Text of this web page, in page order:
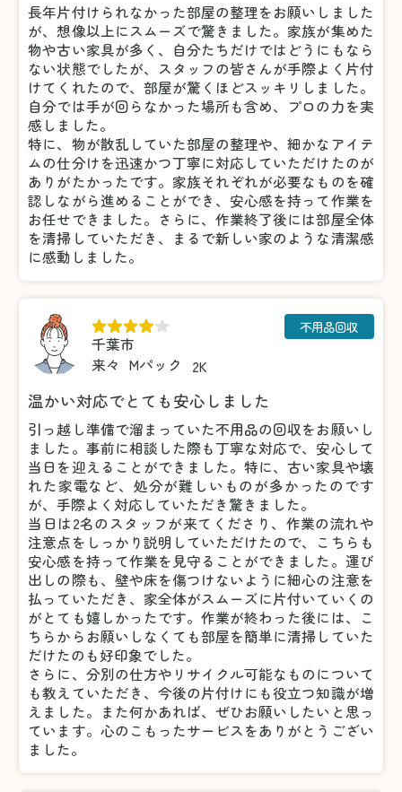
長年片付けられなかった部屋の整理をお願いしました
が、想像以上にスムーズで驚きました。家族が集めた
物や古い家具が多く、自分たちだけではどうにもなら
ない状態でしたが、スタッフの皆さんが手際よく片付
けてくれたので、部屋が驚くほどスッキリしました。
自分では手が回らなかった場所も含め、プロの力を実
感しました。
特に、物が散乱していた部屋の整理や、細かなアイテ
ムの仕分けを迅速かつ丁寧に対応していただけたのが
ありがたかったです。家族それぞれが必要なものを確
認しながら進めることができ、安心感を持って作業を
お任せできました。さらに、作業終了後には部屋全体
を清掃していただき、まるで新しい家のような清潔感
に感動しました。
千葉市
来々 Mパック 2K
不用品回収
温かい対応でとても安心しました
引っ越し準備で溜まっていた不用品の回収をお願いし
ました。事前に相談した際も丁寧な対応で、安心して
当日を迎えることができました。特に、古い家具や壊
れた家電など、処分が難しいものが多かったのです
が、手際よく対応していただき驚きました。
当日は2名のスタッフが来てくださり、作業の流れや
注意点をしっかり説明していただけたので、こちらも
安心感を持って作業を見守ることができました。運び
出しの際も、壁や床を傷つけないように細心の注意を
払っていただき、家全体がスムーズに片付いていくの
がとても嬉しかったです。作業が終わった後には、こ
ちらからお願いしなくても部屋を簡単に清掃していた
だけたのも好印象でした。
さらに、分別の仕方やリサイクル可能なものについて
も教えていただき、今後の片付けにも役立つ知識が増
えました。また何かあれば、ぜひお願いしたいと思っ
ています。心のこもったサービスをありがとうござい
ました。